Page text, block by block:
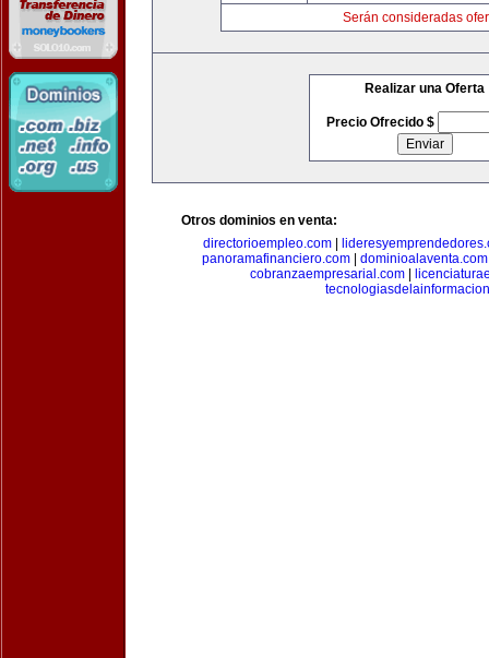
Serán consideradas
Realizar una Oferta
Precio Ofrecido $
Otros dominios en venta:
directorioempleo.com
panoramafinanciero.com
dominioalaventa.com
cobranzaempresarial.com